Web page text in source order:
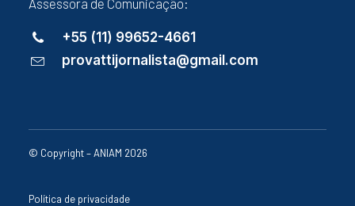
Assessora de Comunicação:
+55 (11) 99652-4661
provattijornalista@gmail.com
© Copyright – ANIAM 2026
Política de privacidade